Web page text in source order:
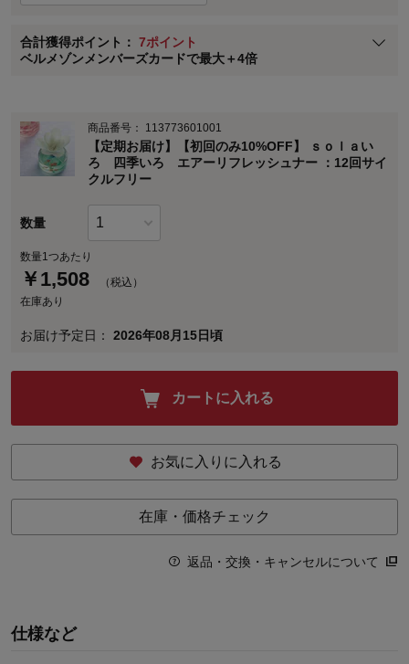
合計獲得ポイント： 7ポイント
ベルメゾンメンバーズカードで最大＋4倍
※メンバーズカードの加算ポイントはステージ倍率適用前の基本ポイント
に対して適用されます。
商品番号： 113773601001
【定期お届け】【初回のみ10%OFF】 ｓｏｌａい
ろ 四季いろ エアーリフレッシュナー ：12回サイ
クルフリー
数量
数量1つあたり
￥ 1,508
（税込）
在庫あり
お届け予定日： 2026年08月15日頃
カートに入れる
お気に入りに入れる
在庫・価格チェック
返品・交換・キャンセルについて
仕様など